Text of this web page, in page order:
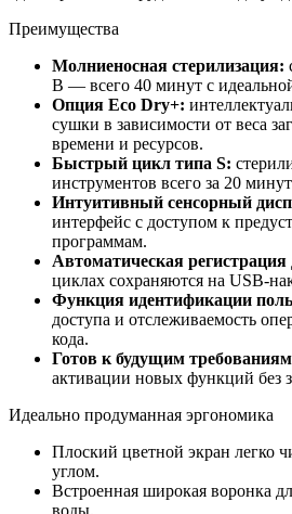
Преимущества
Молниеносная стерилизация:
B — всего 40 минут с
Опция Eco Dry+:
сушки в зависимости от веса
времени и ресурсов.
Быстрый цикл типа S:
инструментов всего за 20
Интуитивный сенсорный
интерфейс с доступом к
программам.
Автоматическая
циклах сохраняются на USB-
Функция идентификации
доступа и отслеживаемость
кода.
Готов к будущим
активации новых функций без
Идеально продуманная эргономика
Плоский цветной экран легко
углом.
Встроенная широкая воронка
воды.